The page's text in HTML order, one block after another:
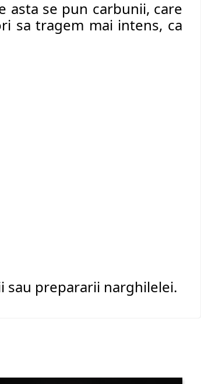
asta se pun carbunii, care
sa tragem mai intens, ca
sau prepararii narghilelei.